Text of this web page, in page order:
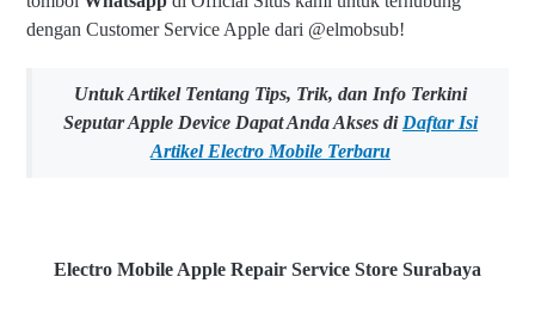
dengan Customer Service Apple dari @elmobsub!
Untuk Artikel Tentang Tips, Trik, dan Info Terkini
Seputar Apple Device Dapat Anda Akses di Daftar Isi
Artikel Electro Mobile Terbaru
Electro Mobile Apple Repair Service Store Surabaya